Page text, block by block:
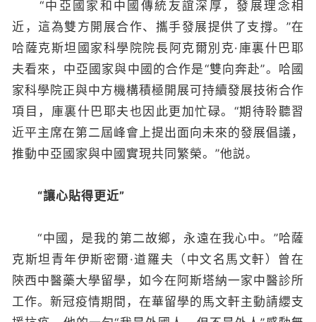
“中亞國家和中國傳統友誼深厚，發展理念相
近，這為雙方開展合作、攜手發展提供了支撐。”在
哈薩克斯坦國家科學院院長阿克爾別克·庫裏什巴耶
夫看來，中亞國家與中國的合作是“雙向奔赴”。哈國
家科學院正與中方機構積極開展可持續發展技術合作
項目，庫裏什巴耶夫也因此更加忙碌。“期待聆聽習
近平主席在第二屆峰會上提出面向未來的發展倡議，
推動中亞國家與中國實現共同繁榮。”他説。
“讓心貼得更近”
“中國，是我的第二故鄉，永遠在我心中。”哈薩
克斯坦青年伊斯密爾·道羅夫（中文名馬文軒）曾在
陝西中醫藥大學留學，如今在阿斯塔納一家中醫診所
工作。新冠疫情期間，在華留學的馬文軒主動請纓支